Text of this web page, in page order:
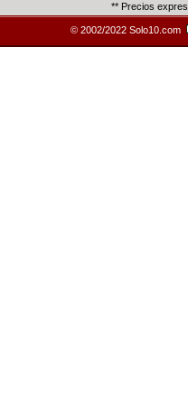
** Precios
© 2002/2022 Solo10.com